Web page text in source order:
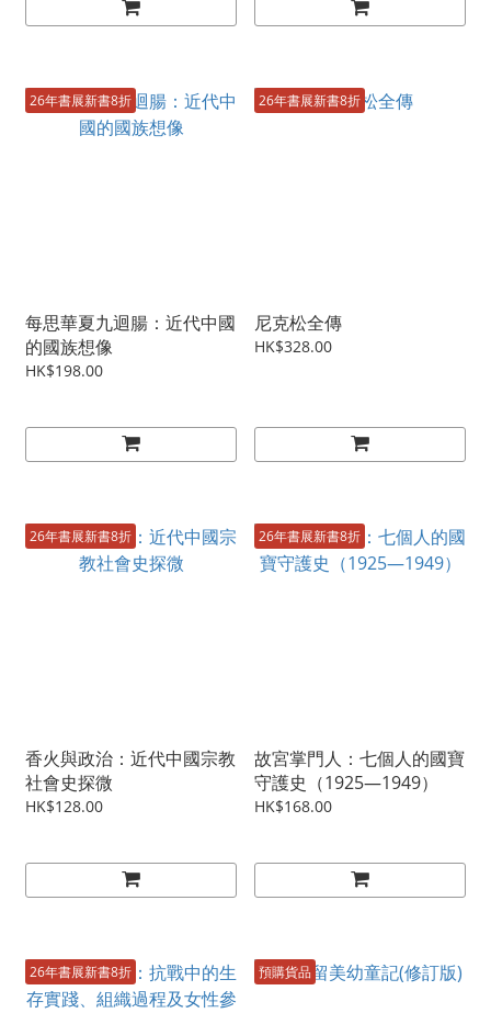
26年書展新書8折
每思華夏九迴腸：近代中國
的國族想像
HK$198.00
26年書展新書8折
尼克松全傳
HK$328.00
26年書展新書8折
香火與政治：近代中國宗教
社會史探微
HK$128.00
26年書展新書8折
故宮掌門人：七個人的國寶
守護史（1925—1949）
HK$168.00
26年書展新書8折 預購貨品